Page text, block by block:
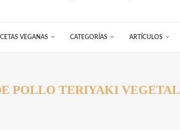
VEGANAS CATEGORÍAS ARTÍCULOS
POLLO TERIYAKI VEGETAL